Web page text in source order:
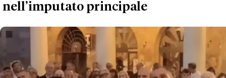
nell’imputato principale